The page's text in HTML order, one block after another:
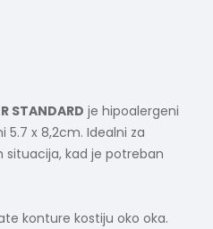
STANDARD je hipoalergeni
x 8,2cm. Idealni za
situacija, kad je potreban
konture kostiju oko oka.​